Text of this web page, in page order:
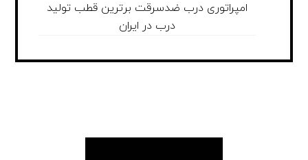
امپراتوری درب ضدسرقت برترین قطب تولید
درب در ایران